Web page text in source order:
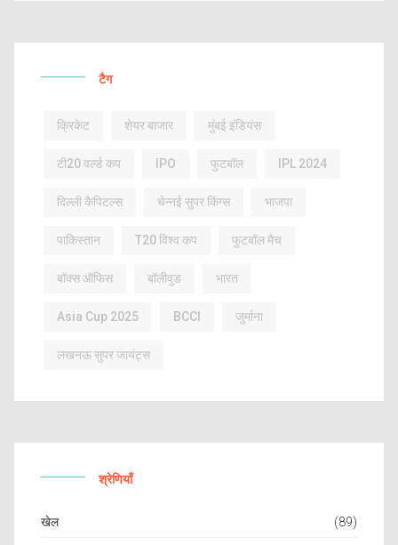
टैग
क्रिकेट शेयर बाजार मुंबई इंडियंस
टी20 वर्ल्ड कप IPO फुटबॉल IPL 2024
दिल्ली कैपिटल्स चेन्नई सुपर किंग्स भाजपा
पाकिस्तान T20 विश्व कप फुटबॉल मैच
बॉक्स ऑफिस बॉलीवुड भारत
Asia Cup 2025 BCCI जुर्माना
लखनऊ सुपर जायंट्स
श्रेणियाँ
खेल (89)